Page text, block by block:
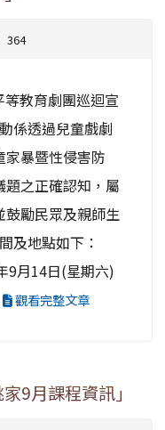
364
教育劇團巡迴宣
係透過兒童戲劇
暴暨性侵害防
之正確認知，屬
鼓勵民眾及親師生
及地點如下：
9月14日(星期六)
觀看完整文章
9月課程資訊」